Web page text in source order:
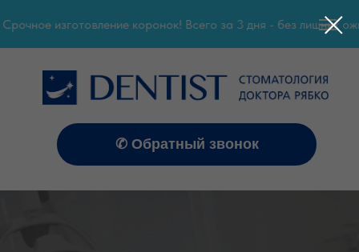
изготовление коронок! Всего за 3 дня - без лишних
✆ Обратный звонок